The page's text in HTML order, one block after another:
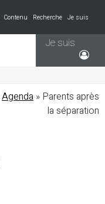
Contenu Recherche
Je suis
Je suis
Agenda » Parents après
la séparation